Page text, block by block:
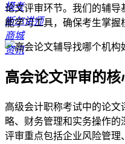
模考
斯尔讲师
商城
资讯
论文评审环节。我们的辅导
能学习工具，确保考生掌握
高会论文评审的
高级会计职称考试中的论
略、财务管理和实务操作的
评审重点包括企业风险管